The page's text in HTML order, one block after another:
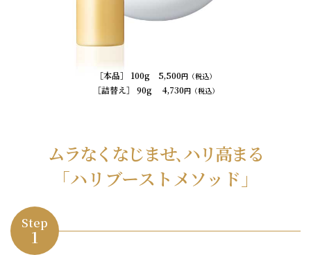
［本品］ 100g 5,500円（税込）
［詰替え］ 90g 4,730円（税込）
ムラなくなじませ､ハリ高まる
｢ハリブーストメソッド｣
Step
1